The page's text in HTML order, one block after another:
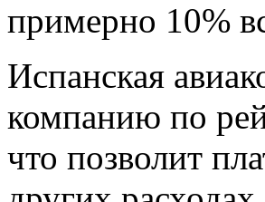
примерно 10%
Испанская
компанию по
что позволит